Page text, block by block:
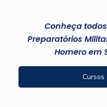
Conheça
Preparatórios
Homero em
Cursos